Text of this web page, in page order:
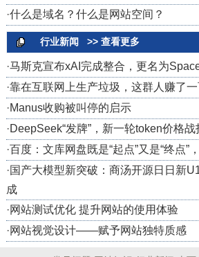
·什么是域名？什么是网站空间？
行业新闻 >> 查看更多
·马斯克宣布xAI完成整合，更名为
·靠在互联网上生产垃圾，这群人赚了
·Manus收购被叫停的启示
·DeepSeek“发牌”，新一轮token价格战
·百度：文库网盘既是“起点”又是“终点”
·国产大模型新突破：商汤开源日日新
成
·网站测试优化 提升网站的使用体验
·网站视觉设计——赋予网站独特质感